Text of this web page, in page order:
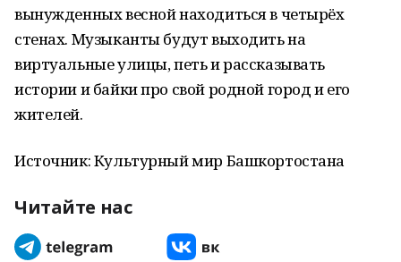
вынужденных весной находиться в четырёх
стенах. Музыканты будут выходить на
виртуальные улицы, петь и рассказывать
истории и байки про свой родной город и его
жителей.
Источник: Культурный мир Башкортостана
Читайте нас